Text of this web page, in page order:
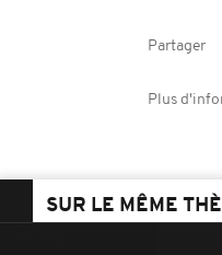
Partager
Plus
SUR LE MÊME